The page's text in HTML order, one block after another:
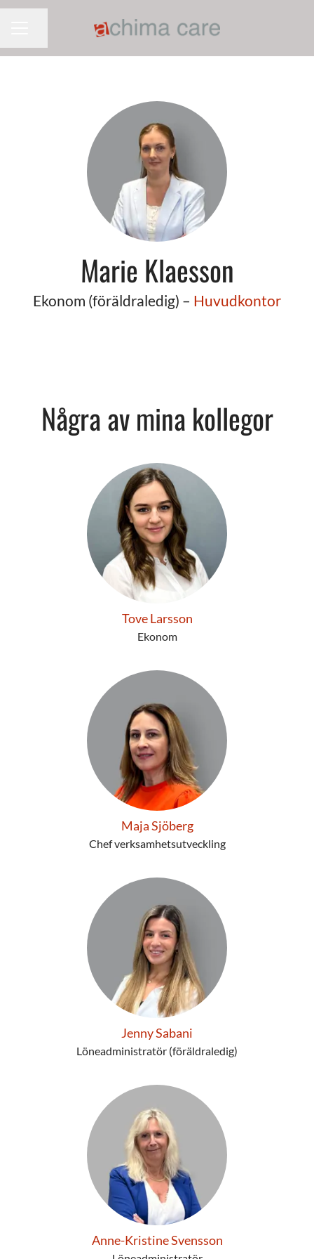
Marie Klaesson
Ekonom (föräldraledig) – Huvudkontor
Några av mina kollegor
Tove Larsson
Ekonom
Maja Sjöberg
Chef verksamhetsutveckling
Jenny Sabani
Löneadministratör (föräldraledig)
Anne-Kristine Svensson